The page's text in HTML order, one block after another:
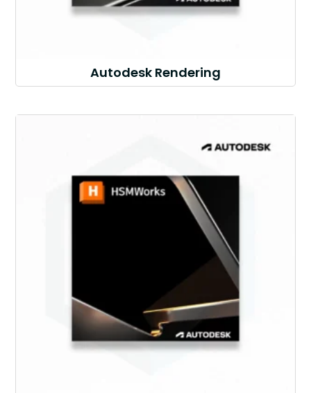
Autodesk Rendering